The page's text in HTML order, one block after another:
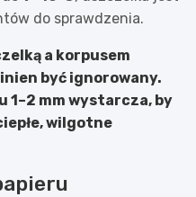
do sprawdzenia.
a korpusem
być ignorowany.
1–2 mm wystarcza, by
wilgotne